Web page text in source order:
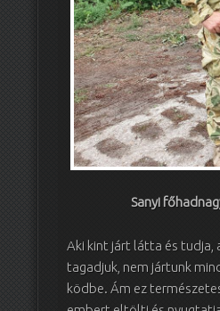
Sanyi
Aki kint járt látta és tudja,
tagadjuk, nem jártunk
ködbe. Ám ez